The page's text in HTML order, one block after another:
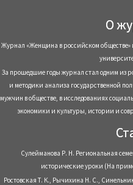
О
Журнал «Женщина в российском обществе»
За прошедшие годы журнал стал одним из
и методики анализа государственной
мужчин в обществе, в исследованиях
экономики и культуры, истории и
Сулейманова Р. Н. Региональная
исторические уроки (На
Ростовская Т. К., Рычихина Н. С.,